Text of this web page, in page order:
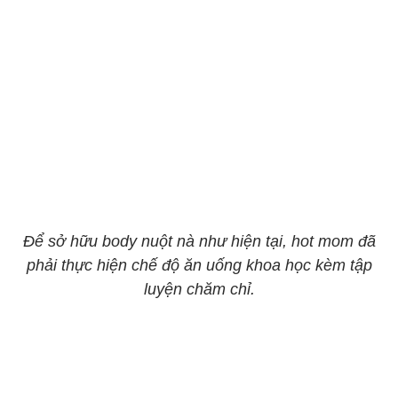
Để sở hữu body nuột nà như hiện tại, hot mom đã
phải thực hiện chế độ ăn uống khoa học kèm tập
luyện chăm chỉ.